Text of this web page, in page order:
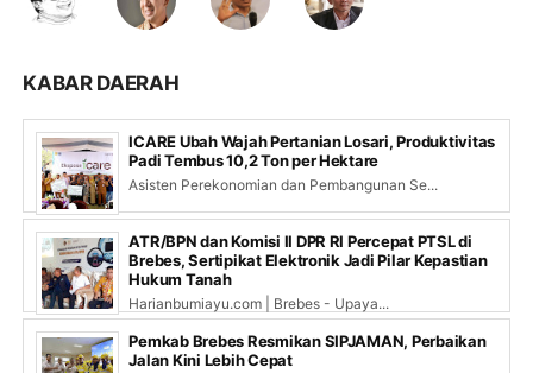
KABAR DAERAH
ICARE Ubah Wajah Pertanian Losari, Produktivitas
Padi Tembus 10,2 Ton per Hektare
Asisten Perekonomian dan Pembangunan Se...
ATR/BPN dan Komisi II DPR RI Percepat PTSL di
Brebes, Sertipikat Elektronik Jadi Pilar Kepastian
Hukum Tanah
Harianbumiayu.com | Brebes - Upaya...
Pemkab Brebes Resmikan SIPJAMAN, Perbaikan
Jalan Kini Lebih Cepat